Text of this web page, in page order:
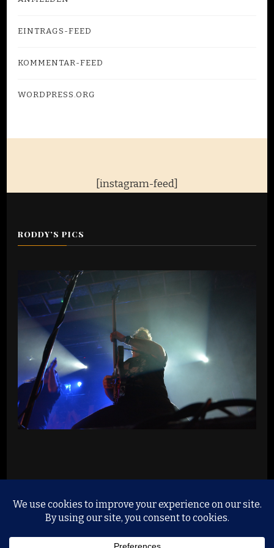
EINTRAGS-FEED
KOMMENTAR-FEED
WORDPRESS.ORG
[instagram-feed]
RODDY’S PICS
© Copyright 2026Music, Liveshows and Proberäume.
Alle Rechte vorbehalten.
Blossom Themes. Präsentiert von